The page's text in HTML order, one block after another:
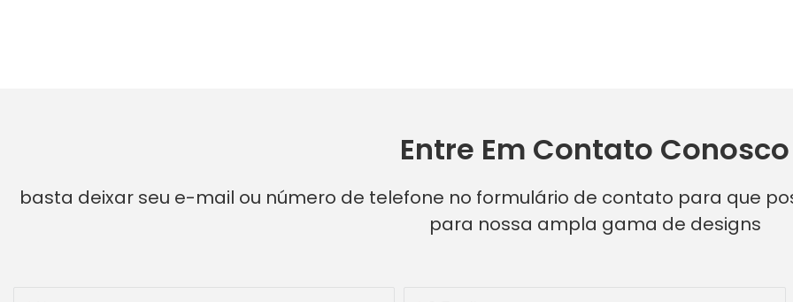
Entre Em Contato Conosco
basta deixar seu e-mail ou número de telefone no formulário de contato para que
para nossa ampla gama de designs